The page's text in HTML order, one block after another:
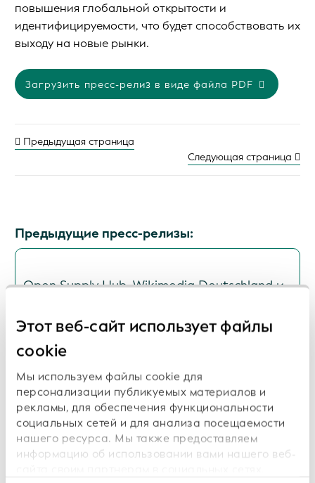
Этот веб-сайт использует файлы
cookie
Мы используем файлы cookie для
персонализации публикуемых материалов и
рекламы, для обеспечения функциональности
социальных сетей и для анализа посещаемости
нашего ресурса. Мы также предоставляем
информацию об использовании вами нашего веб-
повышения глобальной открытости и
идентифицируемости, что будет способствовать их
выходу на новые рынки.
Загрузить пресс-релиз в виде файла PDF
Предыдущая страница
Следующая страница
Предыдущие пресс-релизы:
Open Supply Hub, Wikimedia Deutschland и
данных (GODIN) GLEIF с целью содействия
обеспечению совместимости данных в
интересах прозрачности, устойчивого
развития и цифрового доверия
Дата: 2026-07-16